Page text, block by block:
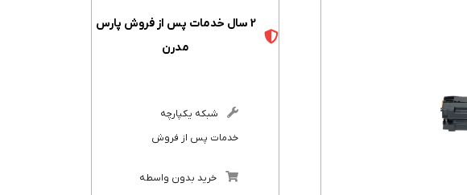
2 سال خدمات پس از فروش پارس
مدرن
شبکه یکپارچه
خدمات پس از فروش
خرید بدون واسطه